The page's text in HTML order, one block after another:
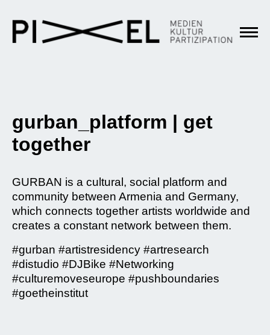
gurban_platform | get
together
GURBAN is a cultural, social platform and
community between Armenia and Germany,
which connects together artists worldwide and
creates a constant network between them.
#gurban #artistresidency #artresearch
#distudio #DJBike #Networking
#culturemoveseurope #pushboundaries
#goetheinstitut